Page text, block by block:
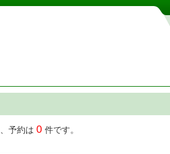
・予約システム
予約は 0 件です。